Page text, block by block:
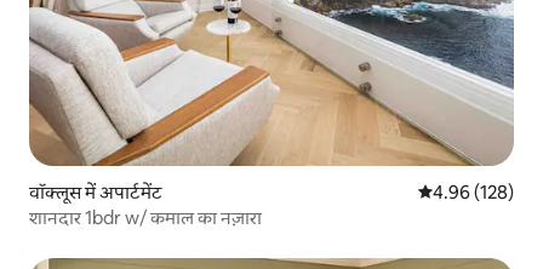
वॉक्लूस में अपार्टमेंट औसत रेटिंग 5 में से
4.96 (128)
शानदार 1bdr w/ कमाल का नज़ारा